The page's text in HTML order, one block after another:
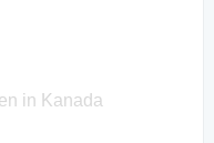
in Kanada